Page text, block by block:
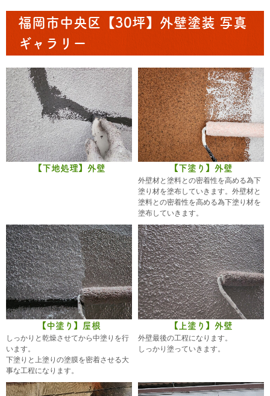
福岡市中央区【30坪】外壁塗装 写真
ギャラリー
【下地処理】外壁 【下塗り】外壁
外壁材と塗料との密着性を高める為下
塗り材を塗布していきます。外壁材と
塗料との密着性を高める為下塗り材を
塗布していきます。
【中塗り】屋根
しっかりと乾燥させてから中塗りを行
います。
下塗りと上塗りの塗膜を密着させる大
事な工程になります。
【上塗り】外壁
外壁最後の工程になります。
しっかり塗っていきます。